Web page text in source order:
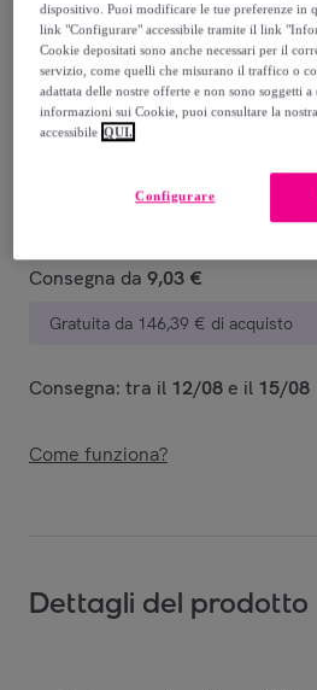
95,00 €
Venduto daPiquadro
Consegna da 9,03 €
Gratuita da 146,39 € di acquisto
Consegna: tra il 12/08 e il 15/08
Come funziona?
Dettagli del prodotto
dispositivo. Puoi modificare le tue preferenze in
link "Configurare" accessibile tramite il link
Cookie depositati sono anche necessari per il
servizio, come quelli che misurano il traffico o
adattata delle nostre offerte e non sono soggetti
informazioni sui Cookie, puoi consultare la
accessibile QUI.
Configurare